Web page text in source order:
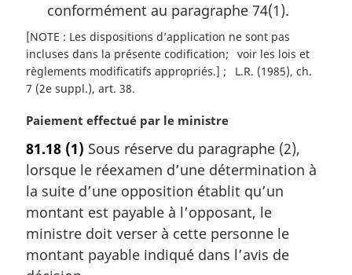
conformément au paragraphe 74(1).
[NOTE : Les dispositions d’application ne sont pas
incluses dans la présente codification
voir les lois et
règlements modificatifs appropriés.]
L.R. (1985), ch.
7 (2e suppl.), art. 38
N
t
e
m
a
g
i
Paiement effectué par le ministre
81.18 (1) Sous réserve du paragraphe (2),
lorsque le réexamen d’une détermination à
la suite d’une opposition établit qu’un
montant est payable à l’opposant, le
ministre doit verser à cette personne le
montant payable indiqué dans l’avis de